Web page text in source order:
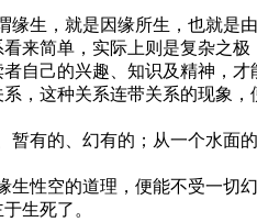
生，就是因缘所生，也就是
简单，实际上则是复杂之
自己的兴趣、知识及精神，
，这种关系连带关系的现象
有的、幻有的；从一个水面
性空的道理，便能不受一切
生死了。